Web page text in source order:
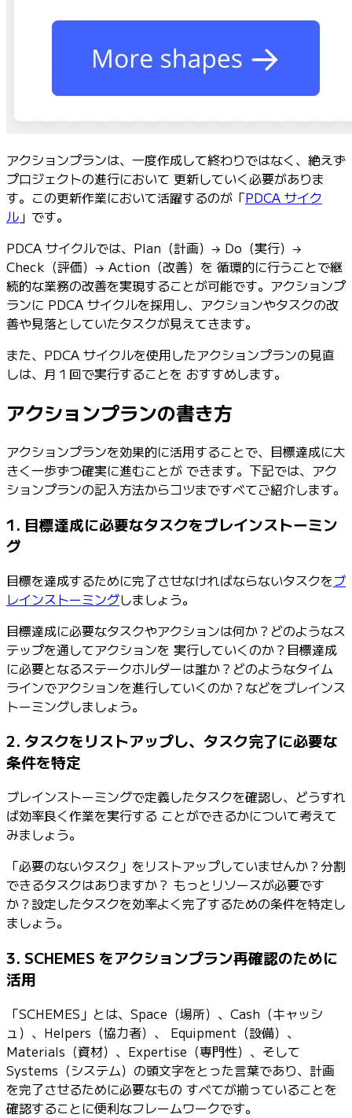
アクションプランは、一度作成して終わりではなく、絶えず
プロジェクトの進行において 更新していく必要がありま
す。この更新作業において活躍するのが「PDCA サイク
ル 」です。
PDCA サイクルでは、Plan（計画）→ Do（実行）→
Check（評価）→ Action（改善）を 循環的に行うことで継
続的な業務の改善を実現することが可能です。アクションプ
ランに PDCA サイクルを採用し、アクションやタスクの改
善や見落としていたタスクが見えてきます。
また、PDCA サイクルを使用したアクションプランの見直
しは、月１回で実行することを おすすめします。
アクションプランの書き方
アクションプランを効果的に活用することで、目標達成に大
きく一歩ずつ確実に進むことが できます。下記では、アク
ションプランの記入方法からコツまですべてご紹介します。
1. 目標達成に必要なタスクをブレインストーミン
グ
目標を達成するために完了させなければならないタスクをブ
レインストーミングしましょう。
目標達成に必要なタスクやアクションは何か？どのようなス
テップを通してアクションを 実行していくのか？目標達成
に必要となるステークホルダーは誰か？どのようなタイム
ラインでアクションを進行していくのか？などをブレインス
トーミングしましょう。
2. タスクをリストアップし、タスク完了に必要な
条件を特定
ブレインストーミングで定義したタスクを確認し、どうすれ
ば効率良く作業を実行する ことができるかについて考えて
みましょう。
「必要のないタスク」をリストアップしていませんか？分割
できるタスクはありますか？ もっとリソースが必要です
か？設定したタスクを効率よく完了するための条件を特定し
ましょう。
3. SCHEMES をアクションプラン再確認のために
活用
「SCHEMES」とは、Space（場所）、Cash（キャッシ
ュ）、Helpers（協力者）、 Equipment（設備）、
Materials（資材）、Expertise（専門性）、そして
Systems（システム）の頭文字をとった言葉であり、計画
を完了させるために必要なもの すべてが揃っていることを
確認することに便利なフレームワークです。